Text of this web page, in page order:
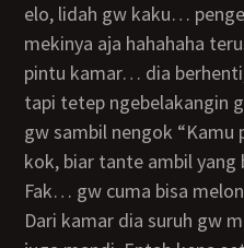
elo, lidah gw kaku…
mekinya aja hahahaha
pintu kamar… dia
tapi tetep ngebelakangin
gw sambil nengok “Kamu
kok, biar tante ambil yang
Fak… gw cuma bisa melongo bro kayak orang tolol.
Dari kamar dia suruh gw